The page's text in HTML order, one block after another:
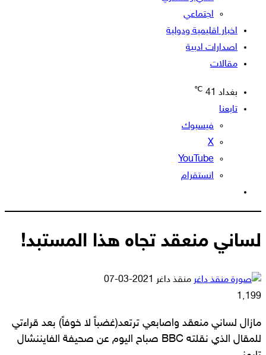
اجتماعي
اخبار اقليمية ودولية
اصدارات ادبية
مقالات
بغداد 41
℃
تابعنا
فيسبوك
‫X
‫YouTube
انستقرام
المظلم
لساني منعقد تجاه هذا المستبد!
منقذ داغر أرسل
2021-03-07
1٬199
مازال لساني منعقد واصابعي ترتعد(غضباً لا خوفاً) بعد قراءتي
للمقال الذي نقلته BBC صباح اليوم عن صحيفة الفايننشال